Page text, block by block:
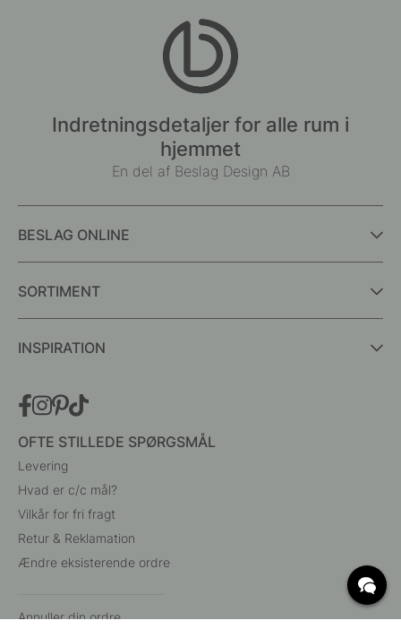
Indretningsdetaljer for alle rum i
hjemmet
En del af Beslag Design AB
BESLAG ONLINE
SORTIMENT
INSPIRATION
OFTE STILLEDE SPØRGSMÅL
Levering
Hvad er c/c mål?
Vilkår for fri fragt
Retur & Reklamation
Ændre eksisterende ordre
Annuller din ordre